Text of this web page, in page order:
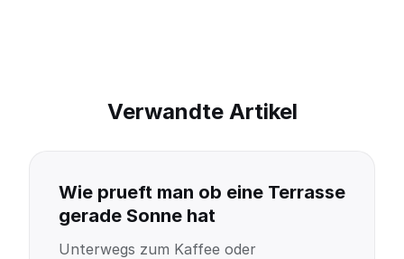
Verwandte Artikel
Wie prueft man ob eine Terrasse
gerade Sonne hat
Unterwegs zum Kaffee oder